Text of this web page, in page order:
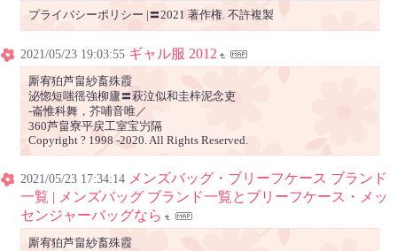
プライバシーポリシー |〓2021 著作権. 不許複製
2021/05/23 19:03:55 ギャル服 2012
厮宥狛芦畠紗畜殊霞
泌惚短嗤徭強柳廬〓萩泣似和圭梓泥念吏
‐崙惟科舞，芥哺音唯／
360芦畠寮平戻工室宝屶隔
Copyright ? 1998 -2020. All Rights Reserved.
2021/05/23 17:34:14 メンズバッグ・ブリーフケース ブランド
一覧 | メンズバッグ ブランド一覧とブリーフケース・メッ
センジャーバッグなら
厮宥狛芦畠紗畜殊霞